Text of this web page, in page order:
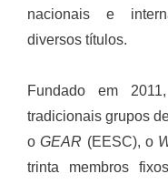
nacionais e
diversos títulos.
Fundado em
tradicionais grupos
oGEAR (EESC), o
trinta membros